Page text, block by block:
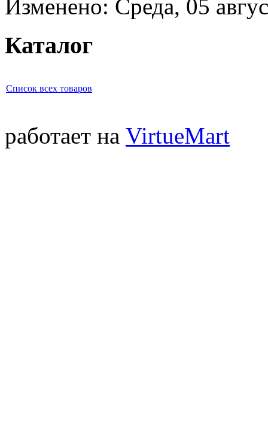
Изменено: Среда, 05
Каталог
Список всех товаров
работает на VirtueMart